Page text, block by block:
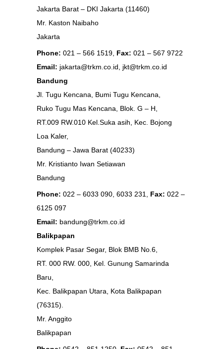
Jakarta Barat – DKI Jakarta (11460)
Mr. Kaston Naibaho
Jakarta
Phone: 021 – 566 1519, Fax: 021 – 567 9722
Email: jakarta@trkm.co.id, jkt@trkm.co.id
Bandung
Jl. Tugu Kencana, Bumi Tugu Kencana,
Ruko Tugu Mas Kencana, Blok. G – H,
RT.009 RW.010 Kel.Suka asih, Kec. Bojong
Loa Kaler,
Bandung – Jawa Barat (40233)
Mr. Kristianto Iwan Setiawan
Bandung
Phone: 022 – 6033 090, 6033 231, Fax: 022 –
6125 097
Email: bandung@trkm.co.id
Balikpapan
Komplek Pasar Segar, Blok BMB No.6,
RT. 000 RW. 000, Kel. Gunung Samarinda
Baru,
Kec. Balikpapan Utara, Kota Balikpapan
(76315).
Mr. Anggito
Balikpapan